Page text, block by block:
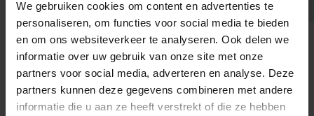
We gebruiken cookies om content en advertenties te
personaliseren, om functies voor social media te bieden
en om ons websiteverkeer te analyseren. Ook delen we
informatie over uw gebruik van onze site met onze
partners voor social media, adverteren en analyse. Deze
partners kunnen deze gegevens combineren met andere
informatie die u aan ze heeft verstrekt of die ze hebben